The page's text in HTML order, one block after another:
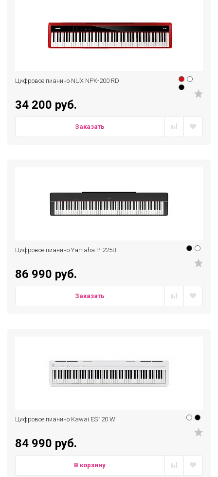
Цифровое пианино NUX NPK-200 RD
34 200 руб.
Заказать
Цифровое пианино Yamaha P-225B
86 990 руб.
Заказать
Цифровое пианино Kawai ES120 W
84 990 руб.
В корзину